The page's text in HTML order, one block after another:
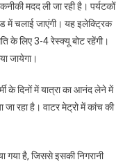
मदद ली जा रही है। पर्यटकों
में चलाई जाएंगी। यह इलेक्ट्रिक
के लिए 3-4 रेस्क्यू बोट रहेंगी।
जायेगा।
के दिनों में यात्रा का आनंद लेने में
जा रहा है। वाटर मेट्रो में कांच की
है, जिससे इसकी निगरानी